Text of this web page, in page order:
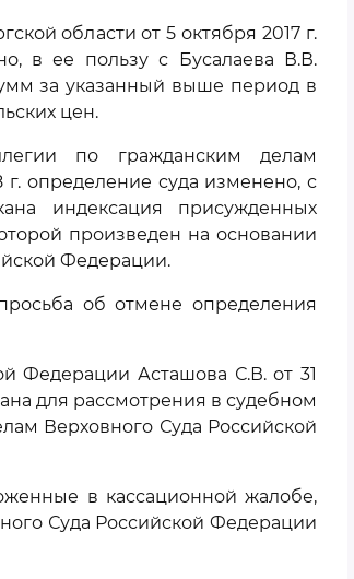
области от 5 октября 2017 г.
в ее пользу с Бусалаева В.В.
за указанный выше период в
цен.
по гражданским делам
г. определение суда изменено, с
индексация присужденных
произведен на основании
Федерации.
об отмене определения
Федерации Асташова С.В. от 31
для рассмотрения в судебном
Верховного Суда Российской
в кассационной жалобе,
Суда Российской Федерации